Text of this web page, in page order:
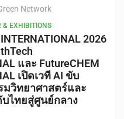
Network
& EXHIBITIONS
2026
และ FutureCHEM
เปิดเวที AI ขับ
มวิทยาศาสตร์และ
ไทยสู่ศูนย์กลาง